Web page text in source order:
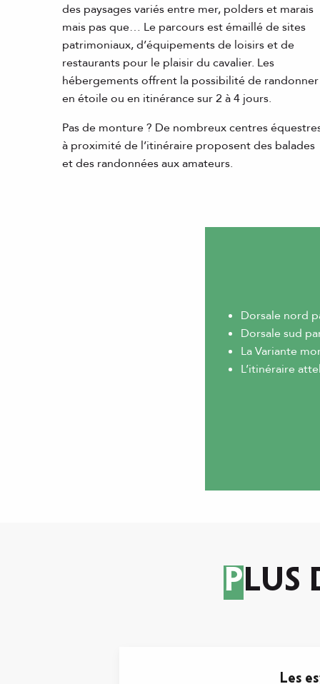
des paysages variés entre mer, polders et marais
mais pas que… Le parcours est émaillé de sites
patrimoniaux, d’équipements de loisirs et de
restaurants pour le plaisir du cavalier. Les
hébergements offrent la possibilité de randonner
en étoile ou en itinérance sur 2 à 4 jours.
Pas de monture ? De nombreux centres
à proximité de l’itinéraire proposent des balades
et des randonnées aux amateurs.
Dorsale nord
Dorsale sud
La Variante
L’itinéraire
Les